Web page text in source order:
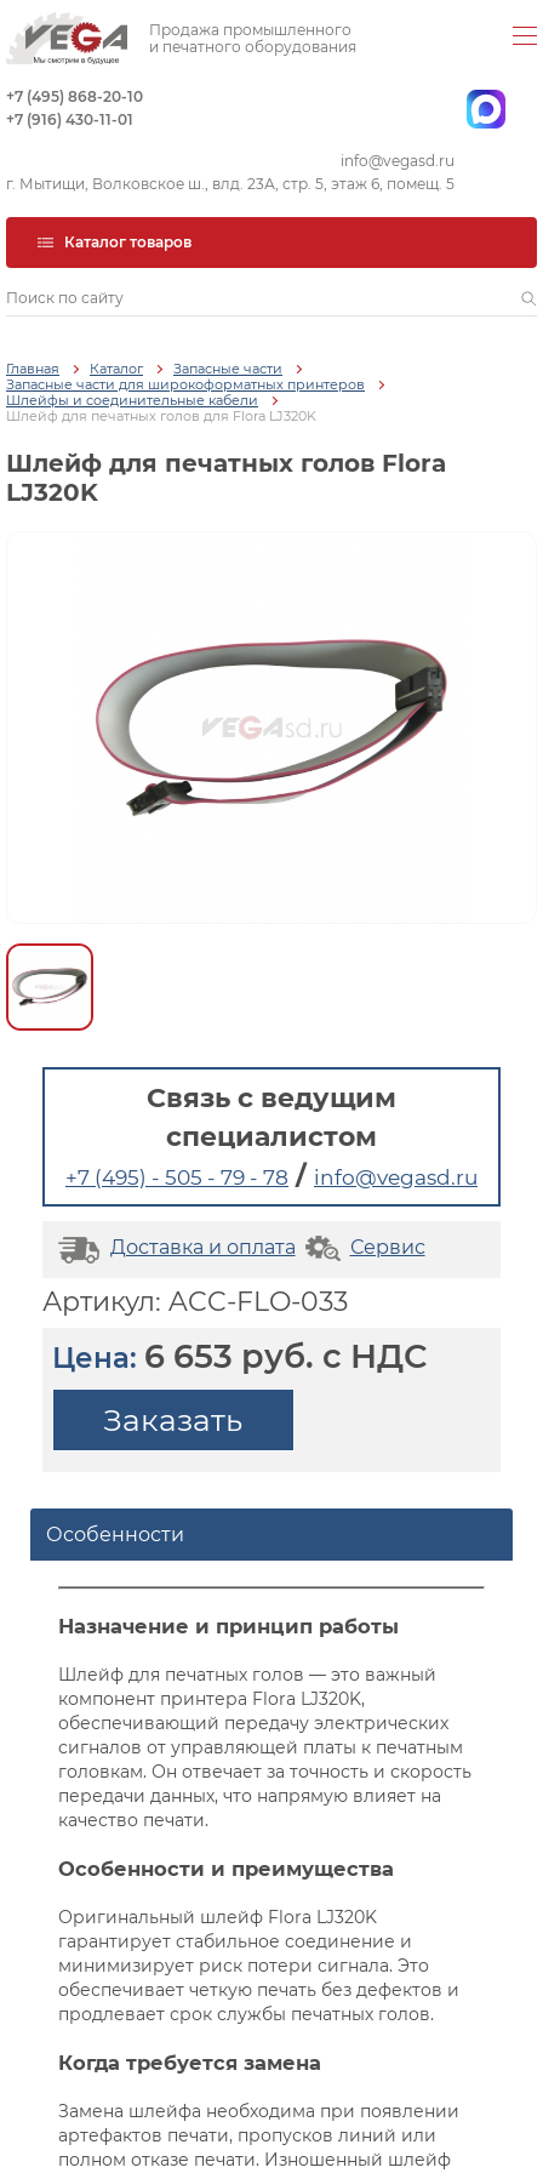
Продажа промышленного
и печатного оборудования
+7 (495) 868-20-10
+7 (916) 430-11-01
info@vegasd.ru
г. Мытищи, Волковское ш., влд. 23А, стр. 5, этаж 6, помещ. 5
Каталог товаров
Главная Каталог
Запасные части
Запасные части для широкоформатных принтеров
Шлейфы и соединительные кабели
Шлейф для печатных голов для Flora LJ320K
Шлейф для печатных голов Flora
LJ320K
Связь с ведущим
специалистом
+7 (495) - 505 - 79 - 78 / info@vegasd.ru
Доставка и оплата Сервис
Артикул: ACC-FLO-033
Цена: 6 653 руб. с НДС
Заказать
Особенности
Назначение и принцип работы
Шлейф для печатных голов — это важный
компонент принтера Flora LJ320K,
обеспечивающий передачу электрических
сигналов от управляющей платы к печатным
головкам. Он отвечает за точность и скорость
передачи данных, что напрямую влияет на
качество печати.
Особенности и преимущества
Оригинальный шлейф Flora LJ320K
гарантирует стабильное соединение и
минимизирует риск потери сигнала. Это
обеспечивает четкую печать без дефектов и
продлевает срок службы печатных голов.
Когда требуется замена
Замена шлейфа необходима при появлении
артефактов печати, пропусков линий или
полном отказе печати. Изношенный шлейф